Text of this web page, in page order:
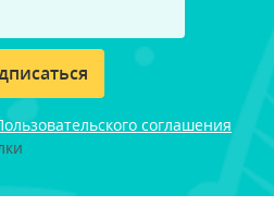
соглашения